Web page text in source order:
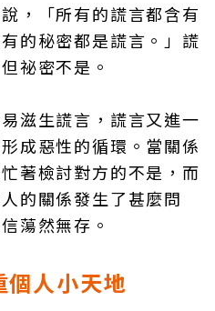
，「所有的謊言都含有
的秘密都是謊言。」謊
祕密不是。
滋生謊言，謊言又進一
成惡性的循環。當關係
著檢討對方的不是，而
的關係發生了甚麼問
蕩然無存。
個人小天地